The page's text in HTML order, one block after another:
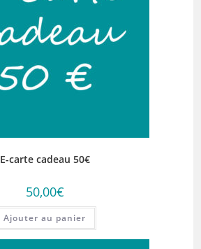
E-carte cadeau 50€
50,00€
Ajouter au panier